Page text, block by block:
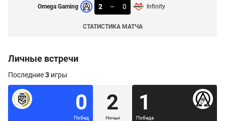
Omega Gaming 2 – 0 Infinity
СТАТИСТИКА МАТЧА
Личные встречи
Последние3 игры
0
Побед
2
Ничьи
1
Победа